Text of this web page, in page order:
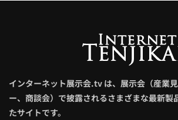
インターネット展示会.tv は、展示会（産業
ー、商談会）で披露されるさまざまな最新製
たサイトです。